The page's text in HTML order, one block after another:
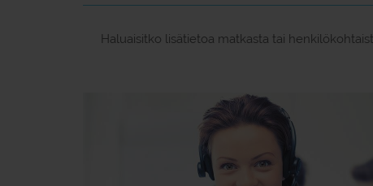
Haluaisitko lisätietoa matkasta tai